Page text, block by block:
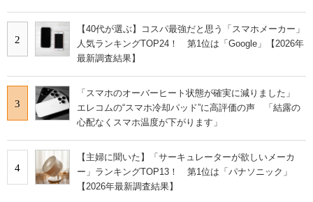
2
【40代が選ぶ】コスパ最強だと思う「スマホメーカー」
人気ランキングTOP24！ 第1位は「Google」【2026年
最新調査結果】
3
「スマホのオーバーヒート状態が確実に減りました」
エレコムの“スマホ冷却パッド”に高評価の声 「結露の
心配なくスマホ温度が下がります」
4
【主婦に聞いた】「サーキュレーターが欲しいメーカ
ー」ランキングTOP13！ 第1位は「パナソニック」
【2026年最新調査結果】